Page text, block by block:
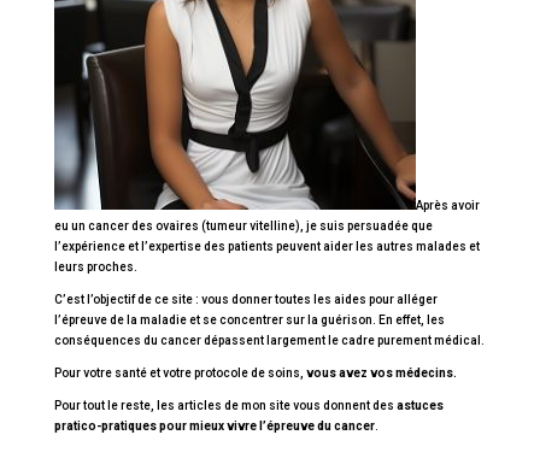
Après avoir
eu un cancer des ovaires (tumeur vitelline), je suis persuadée que
l’expérience et l’expertise des patients peuvent aider les autres malades et
leurs proches.
C’est l’objectif de ce site : vous donner toutes les aides pour alléger
l’épreuve de la maladie et se concentrer sur la guérison. En effet, les
conséquences du cancer dépassent largement le cadre purement médical.
Pour votre santé et votre protocole de soins, vous avez vos médecins.
Pour tout le reste, les articles de mon site vous donnent des astuces
pratico-pratiques pour mieux vivre l’épreuve du cancer.